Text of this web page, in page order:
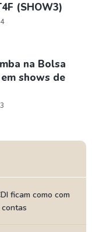
(SHOW3)
na Bolsa
shows de
ficam como com